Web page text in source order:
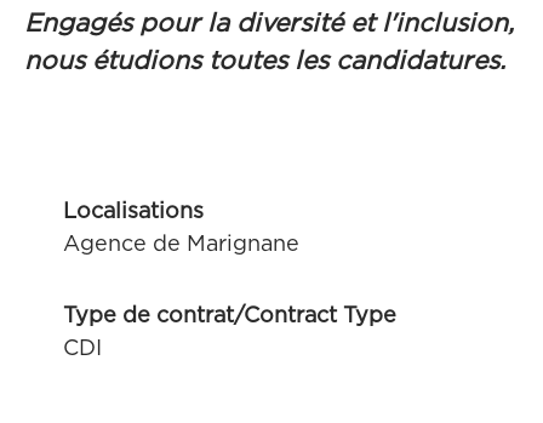
Engagés pour la diversité et l'inclusion,
nous étudions toutes les candidatures.
Localisations
Agence de Marignane
Type de contrat/Contract Type
CDI